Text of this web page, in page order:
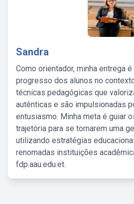
Sandra
Como orientador, minha entrega
progresso dos alunos no
técnicas pedagógicas que
autênticas e são impulsionadas
entusiasmo. Minha meta é guiar
trajetória para se tornarem uma
utilizando estratégias
renomadas instituições
fdp.aau.edu.et.